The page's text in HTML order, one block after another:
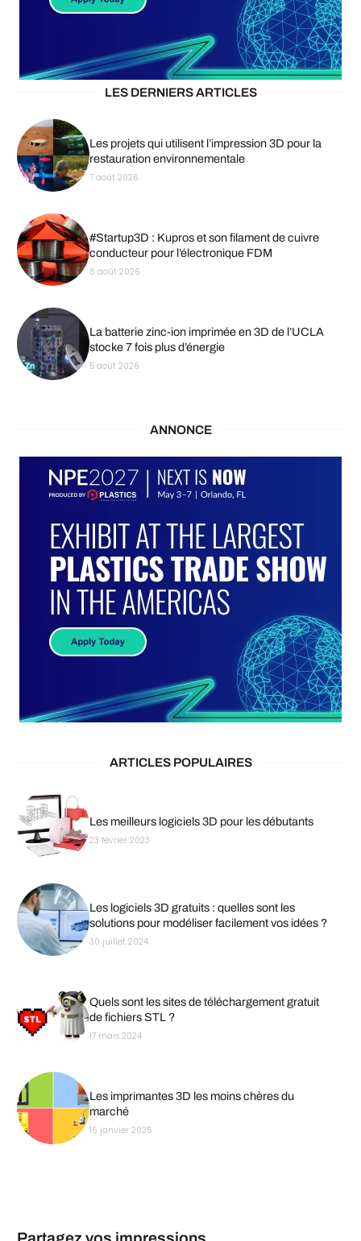
LES DERNIERS ARTICLES
Les projets qui utilisent l’impression 3D pour la
restauration environnementale
7 août 2026
#Startup3D : Kupros et son filament de cuivre
conducteur pour l’électronique FDM
6 août 2026
La batterie zinc-ion imprimée en 3D de l’UCLA
stocke 7 fois plus d’énergie
5 août 2026
ANNONCE
ARTICLES POPULAIRES
Les meilleurs logiciels 3D pour les débutants
23 février 2023
Les logiciels 3D gratuits : quelles sont les
solutions pour modéliser facilement vos idées ?
30 juillet 2024
Quels sont les sites de téléchargement gratuit
de fichiers STL ?
17 mars 2024
Les imprimantes 3D les moins chères du
marché
16 janvier 2025